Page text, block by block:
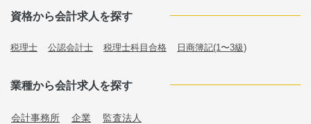
資格から会計求人を探す
税理士 公認会計士 税理士科目合格 日商簿記(1〜3級)
業種から会計求人を探す
会計事務所 企業 監査法人